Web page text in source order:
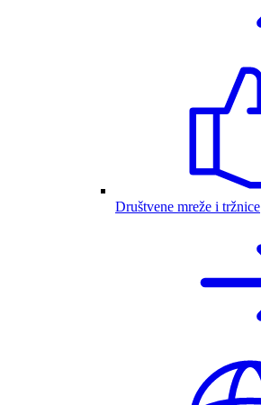
Društvene mreže i tržnice